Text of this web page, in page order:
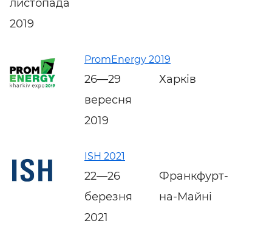
листопада
2019
PromEnergy 2019
26—29
вересня
2019
Харків
ISH 2021
22—26
березня
2021
Франкфурт-
на-Майні